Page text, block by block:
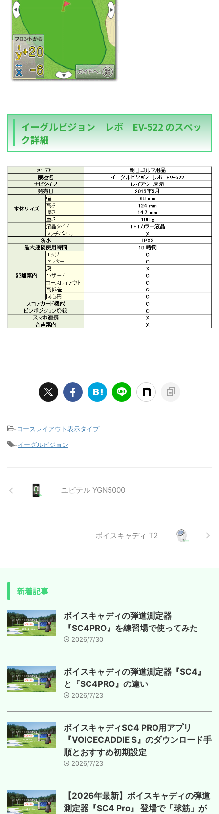
イーグルビジョン レボ EV-522 のスペッ
ク詳細
-コースレイアウト表示タイプ
-イーグルビジョン
ユピテル YGN5000
ボイスキャディ T2
新着記事
ボイスキャディの弾道測定器
『SC4PRO』を練習場で使ってみた
2026/7/30
ボイスキャディの弾道測定器『SC4』
と『SC4PRO』の違い
2026/7/23
ボイスキャディSC4 PRO用アプリ
『VOICECADDIE S』のダウンロード手
順とおすすめ初期設定
2026/7/23
【2026年最新】ボイスキャディの弾道
測定器『SC4 Pro』 登場で「球筋」が